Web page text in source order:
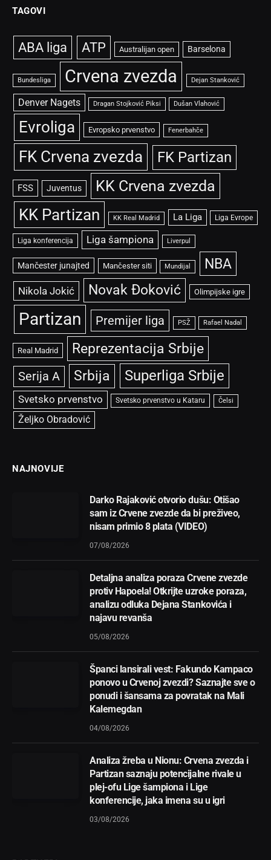
TAGOVI
ABA liga ATP Australijan open Barselona
Bundesliga Crvena zvezda Dejan Stanković
Denver Nagets Dragan Stojković Piksi Dušan Vlahović
Evroliga Evropsko prvenstvo Fenerbahče
FK Crvena zvezda FK Partizan
FSS Juventus KK Crvena zvezda
KK Partizan KK Real Madrid La Liga Liga Evrope
Liga konferencija Liga šampiona Liverpul
Mančester junajted Mančester siti Mundijal NBA
Nikola Jokić Novak Đoković Olimpijske igre
Partizan Premijer liga PSŽ Rafael Nadal
Real Madrid Reprezentacija Srbije
Serija A Srbija Superliga Srbije
Svetsko prvenstvo Svetsko prvenstvo u Kataru Čelsi
Željko Obradović
NAJNOVIJE
Darko Rajaković otvorio dušu: Otišao
sam iz Crvene zvezde da bi preživeo,
nisam primio 8 plata (VIDEO)
07/08/2026
Detaljna analiza poraza Crvene zvezde
protiv Hapoela! Otkrijte uzroke poraza,
analizu odluka Dejana Stankovića i
najavu revanša
05/08/2026
Španci lansirali vest: Fakundo Kampaco
ponovo u Crvenoj zvezdi? Saznajte sve o
ponudi i šansama za povratak na Mali
Kalemegdan
04/08/2026
Analiza žreba u Nionu: Crvena zvezda i
Partizan saznaju potencijalne rivale u
plej-ofu Lige šampiona i Lige
konferencije, jaka imena su u igri
03/08/2026